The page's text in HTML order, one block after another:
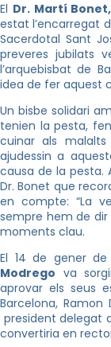
El Dr. Martí Bonet,
estat l’encarregat
Sacerdotal Sant
preveres jubilats
l’arquebisbat de
idea de fer aquest
Un bisbe solidari
tenien la pesta,
cuinar als
ajudessin a
causa de la pesta.
Dr. Bonet que
en compte: “La
sempre hem de dir
moments clau.
El 14 de gener
Modrego va
aprovar els seus
Barcelona,
president delegat
convertiria en